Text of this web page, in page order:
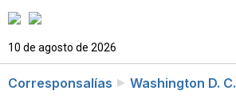
10 de agosto de 2026
Corresponsalías Washington D. C.